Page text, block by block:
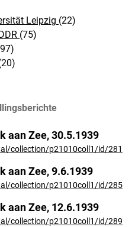
Leipzig (22)
(75)
aan Zee, 30.5.1939
collection/p21010coll1/id/281
aan Zee, 9.6.1939
collection/p21010coll1/id/285
aan Zee, 12.6.1939
collection/p21010coll1/id/289